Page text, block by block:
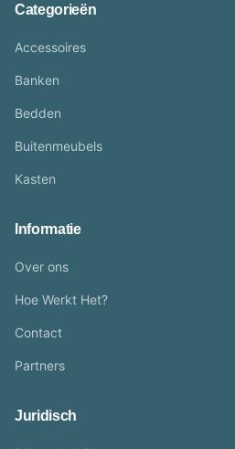
Categorieën
Accessoires
Banken
Bedden
Buitenmeubels
Kasten
Informatie
Over ons
Hoe Werkt Het?
Contact
Partners
Juridisch